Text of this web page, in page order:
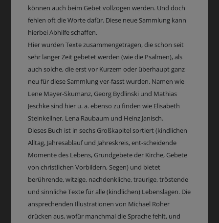
können auch beim Gebet vollzogen werden. Und doch
fehlen oft die Worte dafür. Diese neue Sammlung kann
hierbei Abhilfe schaffen.
Hier wurden Texte zusammengetragen, die schon seit
sehr langer Zeit gebetet werden (wie die Psalmen), als
auch solche, die erst vor Kurzem oder überhaupt ganz
neu für diese Sammlung ver-fasst wurden. Namen wie
Lene Mayer-Skumanz, Georg Bydlinski und Mathias
Jeschke sind hier u. a. ebenso zu finden wie Elisabeth
Steinkellner, Lena Raubaum und Heinz Janisch.
Dieses Buch ist in sechs Großkapitel sortiert (kindlichen
Alltag, Jahresablauf und Jahreskreis, ent-scheidende
Momente des Lebens, Grundgebete der Kirche, Gebete
von christlichen Vorbildern, Segen) und bietet
berührende, witzige, nachdenkliche, traurige, tröstende
und sinnliche Texte für alle (kindlichen) Lebenslagen. Die
ansprechenden Illustrationen von Michael Roher
drücken aus, wofür manchmal die Sprache fehlt, und